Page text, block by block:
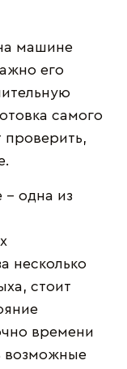
машине
его
самого
проверить,
– одна из
несколько
стоит
времени
возможные